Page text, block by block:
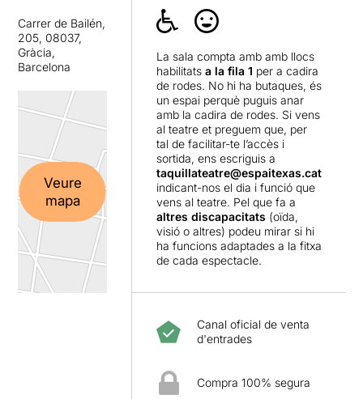
Carrer de Bailén,
205, 08037,
Gràcia,
Barcelona
Veure
mapa
La sala compta amb amb llocs
habilitats a la fila 1 per a cadira
de rodes. No hi ha butaques, és
un espai perquè puguis anar
amb la cadira de rodes. Si vens
al teatre et preguem que, per
tal de facilitar-te l’accès i
sortida, ens escriguis a
taquillateatre@espaitexas.cat
indicant-nos el dia i funció que
vens al teatre. Pel que fa a
altres discapacitats (oïda,
visió o altres) podeu mirar si hi
ha funcions adaptades a la fitxa
de cada espectacle.
Canal oficial de venta
d'entrades
Compra 100% segura